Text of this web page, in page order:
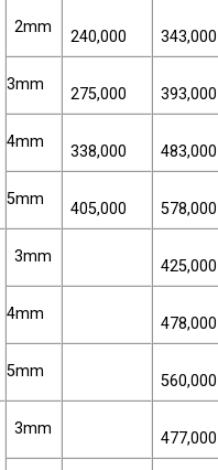
2mm
240,000 343,000
3mm
275,000 393,000
4mm
338,000 483,000
5mm
405,000 578,000
3mm
425,000
4mm
478,000
5mm
560,000
3mm
477,000